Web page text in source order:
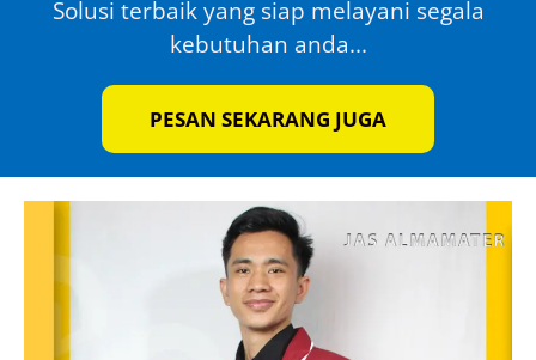
Solusi terbaik yang siap melayani segala
kebutuhan anda...
PESAN SEKARANG JUGA